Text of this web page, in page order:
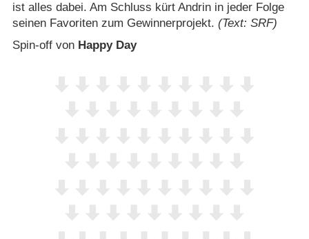
ist alles dabei. Am Schluss kürt Andrin in jeder Folge
seinen Favoriten zum Gewinnerprojekt. (Text: SRF)
Spin-off von Happy Day